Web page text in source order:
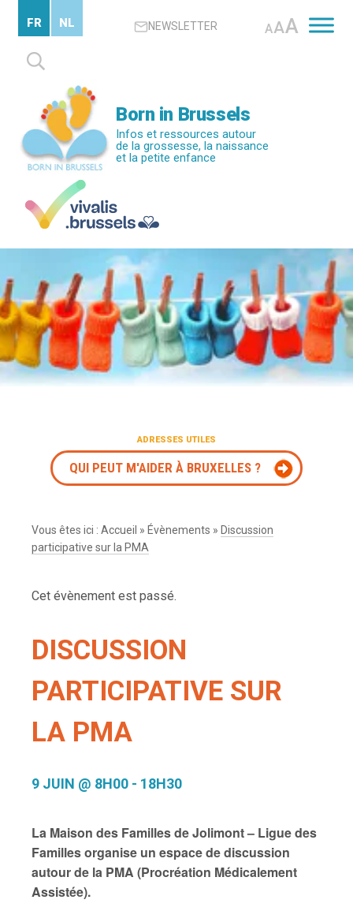
contenu
principal
NEWSLETTER AAA
Rechercher :
FR NL
Born in Brussels
Infos et ressources autour
de la grossesse, la naissance
et la petite enfance
ADRESSES UTILES
QUI PEUT M'AIDER À BRUXELLES ?
Vous êtes ici :Accueil » Évènements » Discussion
participative sur la PMA
Cet évènement est passé.
DISCUSSION
PARTICIPATIVE SUR
LA PMA
9 JUIN @ 8H00 - 18H30
La Maison des Familles de Jolimont – Ligue des
Familles organise un espace de discussion
autour de la PMA (Procréation Médicalement
Assistée).